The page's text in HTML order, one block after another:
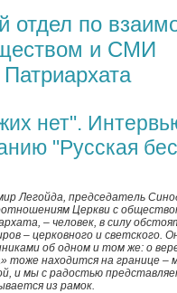
отдел по
и СМИ
нет".
"Русская
Легойда, председатель
Церкви с
– человек, в силу
– церковного и светского.
об одном и том же: о
тоже находится на границе
и мы с радостью
из рамок.